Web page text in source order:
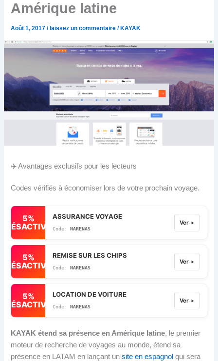
Amérique latine
Août 1, 2017/ laissez un commentaire / KAYAK
✈️ Avantages exclusifs pour les lecteurs
Codes vérifiés à économiser lors de votre prochain voyage.
5%
DÉSACTIVÉ
ASSURANCE VOYAGE
NARENAS
Ver >
5%
DÉSACTIVÉ
REMISE SUR LES CHIPS
NARENAS
Ver >
5%
DÉSACTIVÉ
LOCATION DE VOITURE
NARENAS
Ver >
KAYAK étend sa présence en Amérique latine, le premier
moteur de recherche de voyages au monde, étend sa
présence en LATAM en lançant unsite en espagnol qui sera